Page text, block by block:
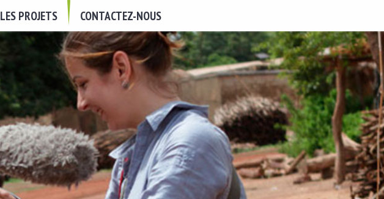
LES PROJETS CONTACTEZ-NOUS